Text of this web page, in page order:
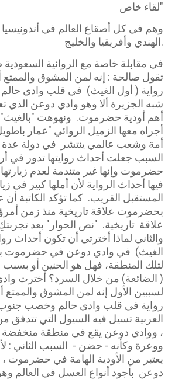
لقاء خاص"
وهم في كل أصقاع العالم في أندونيسيا
الهندي وأفريقيا والخليج.
في مقابلة خاصة مع الروائية السعودية
تقول صالحة : إنه لمن المشوق والممتع
رواية ( أول الغيث) في قلب وادي
شبه الجزيرة ألا وهو وادي دوعن الذي
أهم أودية حضرموت. ونهوهت "بالغيث"
أجراه معها الزميل الروائي "عمار
أمة وشعب عالمي ينتشر في دولة عدة
السبب جعلت أحداث روايتها تدور في
حضرموت وإنها غير متندمة لعدم
فيها أحداث الرواية لأن أملها كبير
المستقبل القريب. كما تؤكد الكاتبة أن
بحضرموت علاقة تاريخية منذ زمن
علاقة تاريخية. "نص الحوار" بعد
والثاني لماذا أخترتي أن تكون أحداث
الغيث) في وادي دوعن في حضرموت
لتلك المنطقة، فهل هو الحنين أو بسبب
( الضائعة) من خلال السرد؟ أخترت
لسببين الأول إنه لمن المشوق والممتع
رواية في قلب وادي حالم وخصب
العربية تسيل فيه السيول التي تتدفق
، ووادي دوعن يقع في منطقة منخفضة
ووعرة وكأنه - حضن - السبب الثاني :
يعتبر من الأودية الهامة في حضرموت
دوعن بأجود أنواع العسل في العالم